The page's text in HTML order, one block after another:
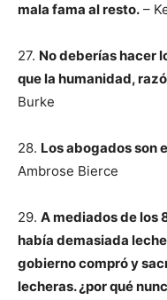
mala fama al resto. –
27. No deberías hacer
que la humanidad,
Burke
28. Los abogados son
Ambrose Bierce
29. A mediados de los
había demasiada
gobierno compró y
lecheras. ¿por qué